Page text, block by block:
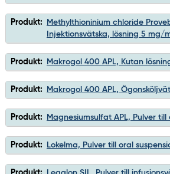
Produkt:
Methylthioninium chloride
Injektionsvätska, lösning 5 mg/
Produkt: Makrogol 400 APL, Kutan
Produkt: Makrogol 400 APL,
Produkt: Magnesiumsulfat APL, Pulver till
Produkt: Lokelma, Pulver till oral